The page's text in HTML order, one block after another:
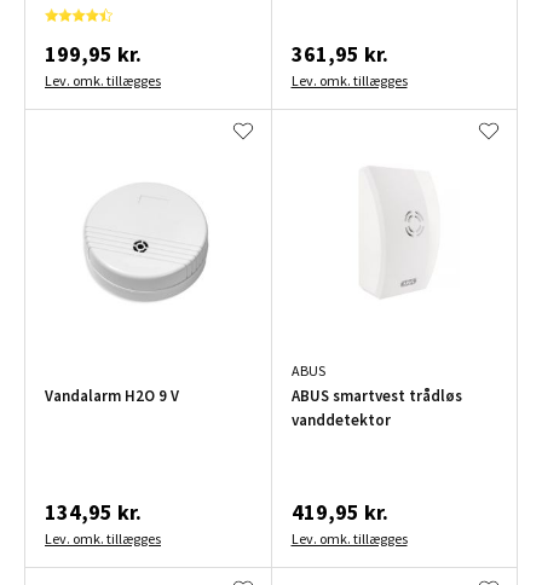
199,95 kr.
Lev. omk. tillægges
361,95 kr.
Lev. omk. tillægges
Vandalarm H2O 9 V
134,95 kr.
Lev. omk. tillægges
ABUS
ABUS smartvest trådløs
vanddetektor
419,95 kr.
Lev. omk. tillægges